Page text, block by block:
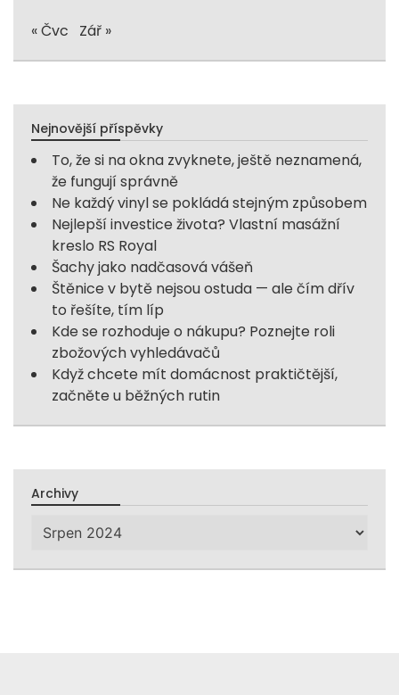
« Čvc Zář »
Nejnovější příspěvky
To, že si na okna zvyknete, ještě neznamená,
že fungují správně
Ne každý vinyl se pokládá stejným způsobem
Nejlepší investice života? Vlastní masážní
kreslo RS Royal
Šachy jako nadčasová vášeň
Štěnice v bytě nejsou ostuda — ale čím dřív
to řešíte, tím líp
Kde se rozhoduje o nákupu? Poznejte roli
zbožových vyhledávačů
Když chcete mít domácnost praktičtější,
začněte u běžných rutin
Archivy
Archivy